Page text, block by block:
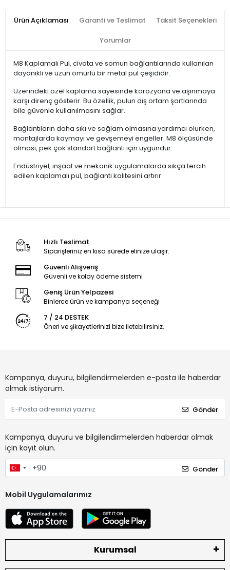
Ürün Açıklaması Garanti ve Teslimat Taksit Seçenekleri
Yorumlar
M8 Kaplamalı Pul, civata ve somun bağlantılarında kullanılan
dayanıklı ve uzun ömürlü bir metal pul çeşididir.
Üzerindeki özel kaplama sayesinde korozyona ve aşınmaya
karşı direnç gösterir. Bu özellik, pulun dış ortam şartlarında
bile güvenle kullanılmasını sağlar.
Bağlantıların daha sıkı ve sağlam olmasına yardımcı olurken,
montajlarda kaymayı ve gevşemeyi engeller. M8 ölçüsünde
olması, pek çok standart bağlantı için uygundur.
Endüstriyel, inşaat ve mekanik uygulamalarda sıkça tercih
edilen kaplamalı pul, bağlantı kalitesini artırır.
Hızlı Teslimat
Siparişleriniz en kısa sürede elinize ulaşır.
Güvenli Alışveriş
Güvenli ve kolay ödeme sistemi
Geniş Ürün Yelpazesi
Binlerce ürün ve kampanya seçeneği
7 / 24 DESTEK
Öneri ve şikayetlerinizi bize iletebilirsiniz.
Kampanya, duyuru, bilgilendirmelerden e-posta ile haberdar
olmak istiyorum.
Gönder
Kampanya, duyuru ve bilgilendirmelerden haberdar olmak
için kayıt olun.
Gönder
Mobil Uygulamalarımız
Kurumsal